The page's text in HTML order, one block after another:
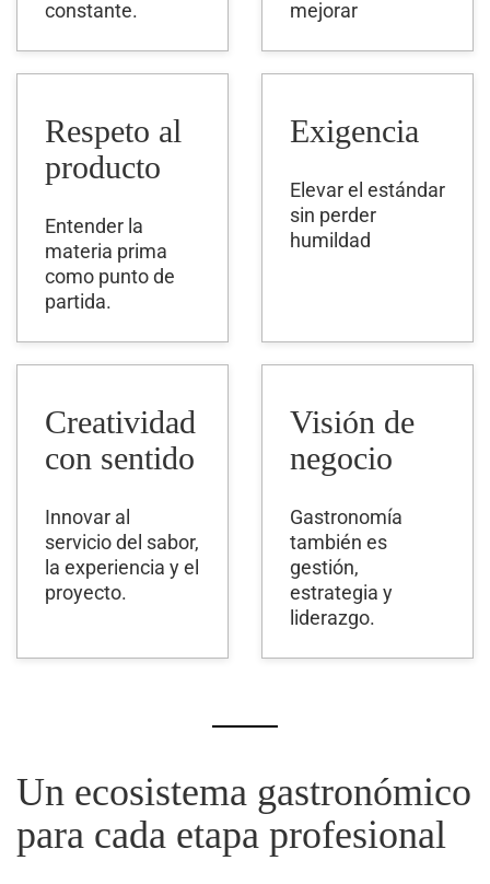
constante. mejorar
Respeto al
producto
Entender la
materia prima
como punto de
partida.
Exigencia
Elevar el estándar
sin perder
humildad
Creatividad
con sentido
Innovar al
servicio del sabor,
la experiencia y el
proyecto.
Visión de
negocio
Gastronomía
también es
gestión,
estrategia y
liderazgo.
Un ecosistema gastronómico
para cada etapa profesional